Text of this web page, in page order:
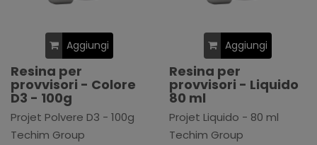
Aggiungi
Resina per
provvisori - Colore
D3 - 100g
Projet Polvere D3 - 100g
Techim Group
Aggiungi
Resina per
provvisori - Liquido
80 ml
Projet Liquido - 80 ml
Techim Group